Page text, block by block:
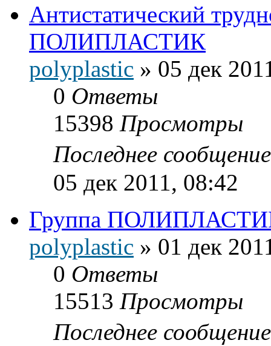
Антистатический
ПОЛИПЛАСТИК
polyplastic » 05 дек
0 Ответы
15398 Просмотры
Последнее
05 дек 2011, 08:42
Группа ПОЛИПЛАСТИК
polyplastic » 01 дек
0 Ответы
15513 Просмотры
Последнее